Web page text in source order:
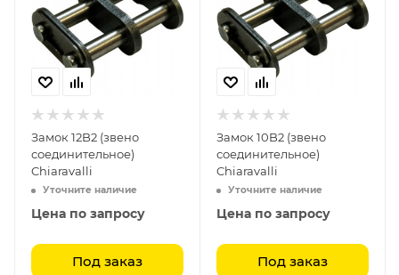
Замок 12B2 (звено
соединительное)
Chiaravalli
Уточните наличие
Цена по запросу
Под заказ
Замок 10B2 (звено
соединительное)
Chiaravalli
Уточните наличие
Цена по запросу
Под заказ